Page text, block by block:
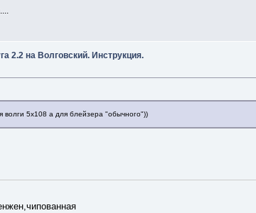
2.2 на Волговский. Инструкция.
волги 5х108 а для блейзера "обычного"))